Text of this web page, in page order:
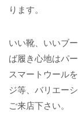
ります。
いい靴、いいブ
ば履き心地はパ
スマートウール
ジ等、バリエー
ご来店下さい。